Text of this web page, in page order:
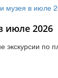
июле 2026
экскурсии по